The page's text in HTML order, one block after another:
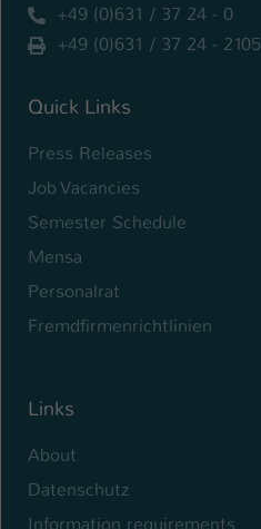
+49 (0)631 / 37 24 - 0
+49 (0)631 / 37 24 - 2105
Quick Links
Press Releases
Job Vacancies
Semester Schedule
Mensa
Personalrat
Fremdfirmenrichtlinien
Links
About
Datenschutz
Information requirements